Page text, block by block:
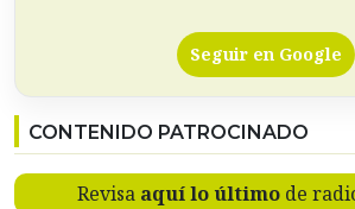
Seguir en Google
CONTENIDO PATROCINADO
Revisa aquí lo últimode